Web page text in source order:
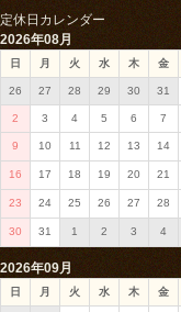
定休日カレンダー
2026年08月
日 月 火 水 木 金
26 27 28 29 30 31
2 3 4 5 6 7
9 10 11 12 13 14
16 17 18 19 20 21
23 24 25 26 27 28
30 31 1 2 3 4
2026年09月
日 月 火 水 木 金